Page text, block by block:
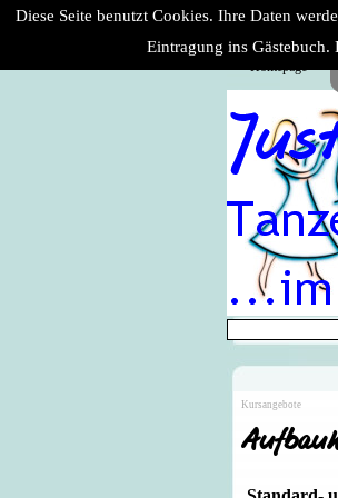
Diese Seite benutzt Cookies. Ihre Daten
Eintragung ins
Direkt zum Seiteninhalt
Homepage
Kursangebote